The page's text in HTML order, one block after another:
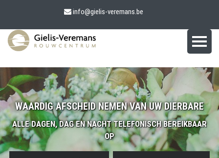
info@gielis-veremans.be
WAARDIG AFSCHEID NEMEN VAN UW DIERBARE
ALLE DAGEN, DAG EN NACHT TELEFONISCH BEREIKBAAR
OP